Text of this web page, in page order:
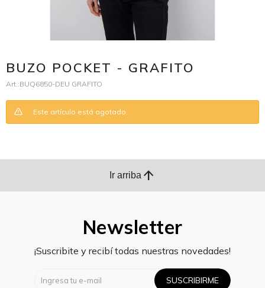
BUZO POCKET - GRAFITO
BUQ6850-DEU GRAFITO
Este artículo está agotado.
Ir arriba arrow_upward
Newsletter
¡Suscribite y recibí todas nuestras novedades!
SUSCRIBIRME